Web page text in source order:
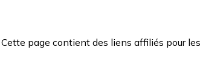
page contient des liens affiliés pour